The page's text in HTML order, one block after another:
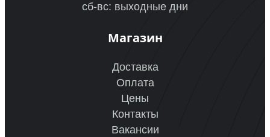
сб-вс: выходные дни
Магазин
Доставка
Оплата
Цены
Контакты
Вакансии